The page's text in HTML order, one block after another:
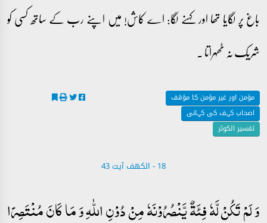
باغ پر لگایا تھا اور کہنے لگا: اے کاش! میں اپنے رب کے ساتھ کسی کو
شریک نہ ٹھہراتا ۔
مؤمن اور غیر مؤمن کا مؤقف
اصحاب کہف کی کہانی
تفسیر الکوثر
18 - ‎الكهف آیت 43
وَ لَمۡ تَکُنۡ لَّہٗ فِئَۃٌ یَّنۡصُرُوۡنَہٗ مِنۡ دُوۡنِ اللّٰہِ وَ مَا کَانَ مُنۡتَصِرًا